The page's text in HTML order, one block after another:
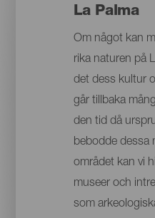
La Palma
Om något kan
rika naturen på
det dess kultur
går tillbaka
den tid då
bebodde dessa
området kan vi
museer och
som